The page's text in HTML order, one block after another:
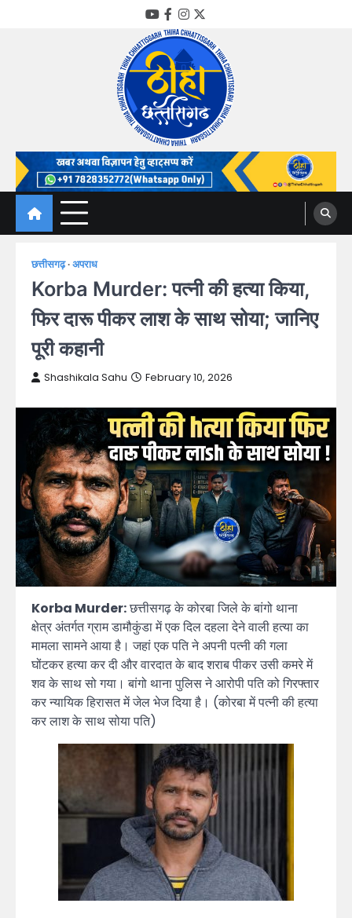
YouTube
Facebook
Instagram
Twitter
Thiha Chhattisgarh
गोठ जन-जन के
छत्तीसगढ़ अपराध
Korba Murder: पत्नी की हत्या किया,
फिर दारू पीकर लाश के साथ सोया; जानिए
पूरी कहानी
Shashikala Sahu February 10, 2026
Korba Murder:छत्तीसगढ़ के कोरबा जिले के बांगो थाना
क्षेत्र अंतर्गत ग्राम डामौकुंडा में एक दिल दहला देने वाली हत्या का
मामला सामने आया है। जहां एक पति ने अपनी पत्नी की गला
घोंटकर हत्या कर दी और वारदात के बाद शराब पीकर उसी कमरे में
शव के साथ सो गया। बांगो थाना पुलिस ने आरोपी पति को गिरफ्तार
कर न्यायिक हिरासत में जेल भेज दिया है। (कोरबा में पत्नी की हत्या
कर लाश के साथ सोया पति)